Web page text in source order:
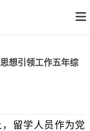
想引领工作五年综
留学人员作为党